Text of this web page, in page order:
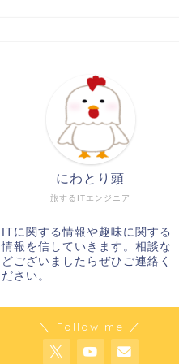
旅するITエンジニア
にわとり頭
ITに関する情報や趣味に関する
情報を信していきます。相談な
どございましたらぜひご連絡く
ださい。
＼ Follow me ／